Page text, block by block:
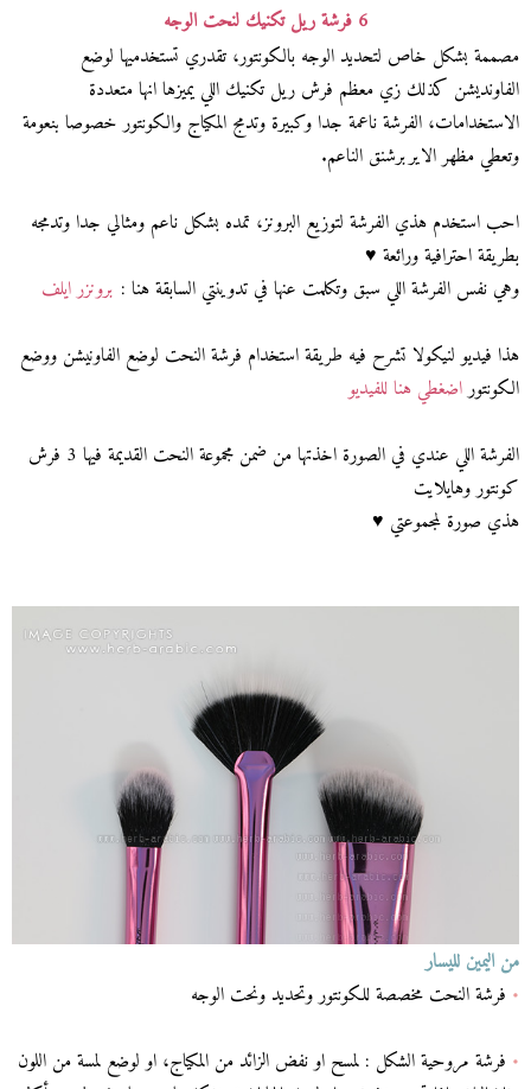
6 فرشة ريل تكنيك لنحت الوجه
مصممة بشكل خاص لتحديد الوجه بالكونتور، تقدري تستخدميها لوضع
الفاونديشن كذلك زي معظم فرش ريل تكنيك اللي يميزها انها متعددة
الاستخدامات، الفرشة ناعمة جدا وكبيرة وتدمج المكياج والكونتور خصوصا بنعومة
وتعطي مظهر الايربرشنق الناعم.
احب استخدم هذي الفرشة لتوزيع البرونز، تمده بشكل ناعم ومثالي جدا وتدمجه
بطريقة احترافية ورائعة ♥
وهي نفس الفرشة اللي سبق وتكلمت عنها في تدوينتي السابقة هنا : برونزر ايلف
هذا فيديو لنيكولا تشرح فيه طريقة استخدام فرشة النحت لوضع الفاونيشن ووضع
الكونتوراضغطي هنا للفيديو
الفرشة اللي عندي في الصورة اخذتها من ضمن مجموعة النحت القديمة فيها 3 فرش
كونتور وهايلايت
هذي صورة لمجموعتي ♥
من اليمين لليسار
• فرشة النحت مخصصة للكونتور وتحديد ونحت الوجه
• فرشة مروحية الشكل : لمسح او نفض الزائد من المكياج، او لوضع لمسة من اللون